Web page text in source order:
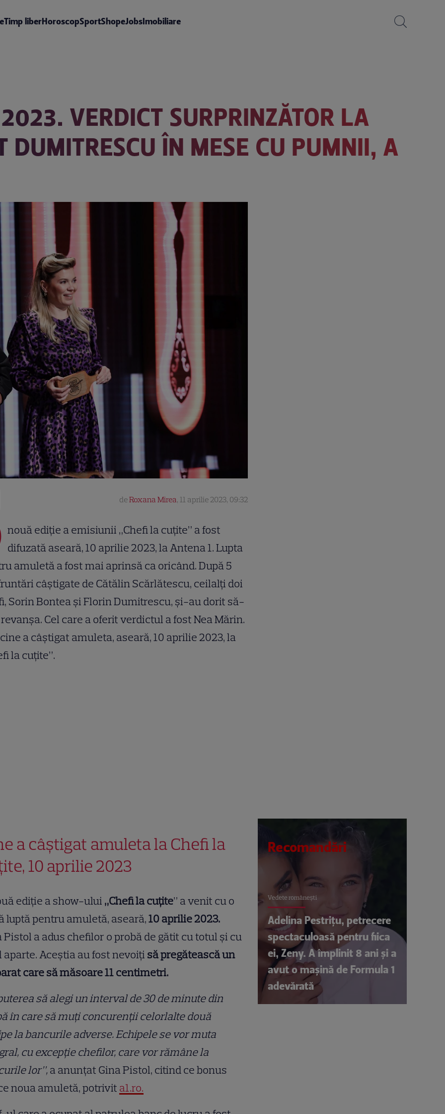
Timp liberHoroscopSportShopeJobsImobiliare
VERDICT SURPRINZĂTOR LA
DUMITRESCU ÎN MESE CU PUMNII, A
deRoxana Mirea, 11 aprilie 2023, 09:32
nouă ediție a emisiunii „Chefi la cuțite” a fost
difuzată aseară, 10 aprilie 2023, la Antena 1. Lupta
amuletă a fost mai aprinsă ca oricând. După 5
câștigate de Cătălin Scărlătescu, ceilalți doi
Sorin Bontea și Florin Dumitrescu, și-au dorit să-
Cel care a oferit verdictul a fost Nea Mărin.
a câștigat amuleta, aseară, 10 aprilie 2023, la
la cuțite”.
a câștigat amuleta la Chefi la
10 aprilie 2023
ediție a show-ului „Chefi la cuțite” a venit cu o
luptă pentru amuletă, aseară,10 aprilie 2023.
Pistol a adus chefilor o probă de gătit cu totul și cu
aparte. Aceștia au fost nevoiți să pregătească un
care să măsoare 11 centimetri.
să alegi un interval de 30 de minute din
în care să muți concurenții celorlalte două
la bancurile adverse. Echipele se vor muta
cu excepție chefilor, care vor rămâne la
lor”,a anunțat Gina Pistol, citind ce bonus
noua amuletă, potrivit a1.ro.
Recomandări
Vedete româneşti
Adelina Pestrițu, petrecere
spectaculoasă pentru fiica
ei, Zeny. A împlinit 8 ani și a
avut o mașină de Formula 1
adevărată